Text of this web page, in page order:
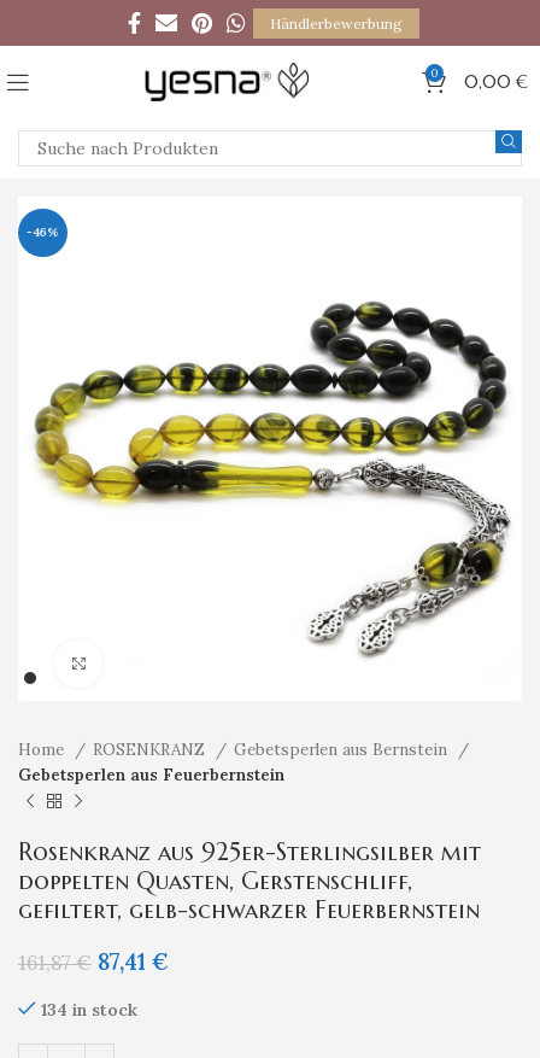
Händlerbewerbung
0 0,00 €
-46%
Home ROSENKRANZ
Gebetsperlen aus Bernstein
Gebetsperlen aus Feuerbernstein
Rosenkranz aus 925er-Sterlingsilber mit
doppelten Quasten, Gerstenschliff,
gefiltert, gelb-schwarzer Feuerbernstein
161,87€ 87,41 €
134 in stock